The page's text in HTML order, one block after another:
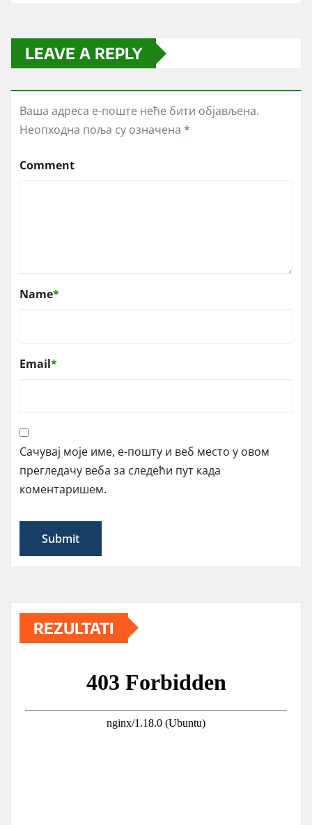
LEAVE A REPLY
Ваша адреса е-поште неће бити објављена.
Неопходна поља су означена *
Comment
Name*
Email*
Сачувај моје име, е-пошту и веб место у овом
прегледачу веба за следећи пут када
коментаришем.
REZULTATI